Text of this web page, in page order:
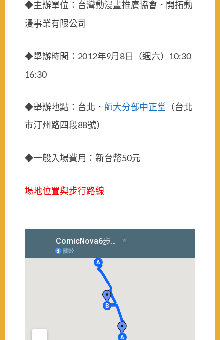
◆主辦單位：台灣動漫畫推廣協會 ． 開拓動
漫事業有限公司
◆舉辦時間： 2012年9月 8 日 （週六） 10:30-
16:30
◆舉辦地點：台北 ． 師大分部中正堂 （ 台北
市汀州路四段88號）
◆一般入場費用：新台幣50元
場地位置與步行路線